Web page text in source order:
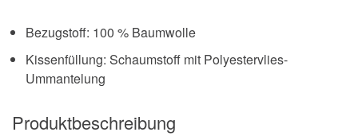
Bezugstoff: 100 % Baumwolle
Kissenfüllung: Schaumstoff mit Polyestervlies-
Ummantelung
Produktbeschreibung